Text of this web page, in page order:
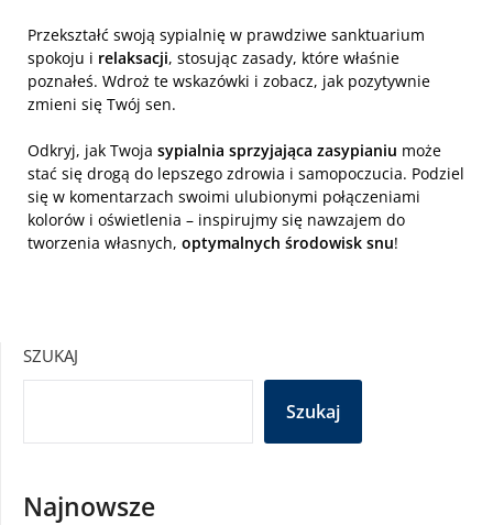
Przekształć swoją sypialnię w prawdziwe sanktuarium
spokoju i relaksacji, stosując zasady, które właśnie
poznałeś. Wdroż te wskazówki i zobacz, jak pozytywnie
zmieni się Twój sen.
Odkryj, jak Twoja sypialnia sprzyjająca zasypianiu może
stać się drogą do lepszego zdrowia i samopoczucia. Podziel
się w komentarzach swoimi ulubionymi połączeniami
kolorów i oświetlenia – inspirujmy się nawzajem do
tworzenia własnych, optymalnych środowisk snu!
SZUKAJ
Szukaj
Najnowsze